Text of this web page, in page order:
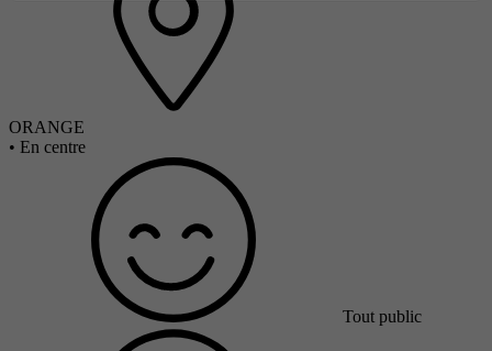
ORANGE
• En centre
Tout public